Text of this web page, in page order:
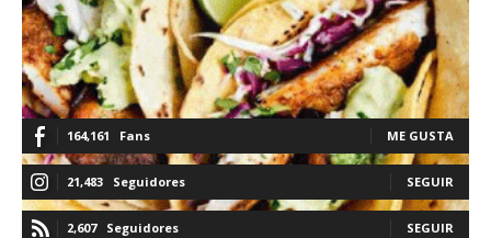
164,161 Fans ME GUSTA
21,483 Seguidores SEGUIR
2,607 Seguidores SEGUIR